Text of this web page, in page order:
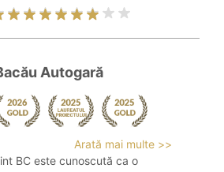
Autogară
Arată mai multe >>
BC este cunoscută ca o